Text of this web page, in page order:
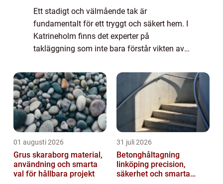
Ett stadigt och välmående tak är
fundamentalt för ett tryggt och säkert hem. I
Katrineholm finns det experter på
takläggning som inte bara förstår vikten av
01 augusti 2026
Grus skaraborg material,
användning och smarta
val för hållbara projekt
31 juli 2026
Betonghåltagning
linköping precision,
säkerhet och smarta